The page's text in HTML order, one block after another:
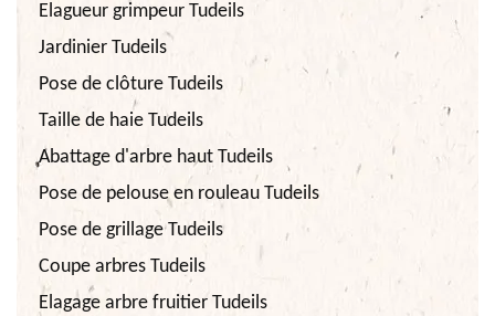
Elagueur grimpeur Tudeils
Jardinier Tudeils
Pose de clôture Tudeils
Taille de haie Tudeils
Abattage d'arbre haut Tudeils
Pose de pelouse en rouleau Tudeils
Pose de grillage Tudeils
Coupe arbres Tudeils
Elagage arbre fruitier Tudeils